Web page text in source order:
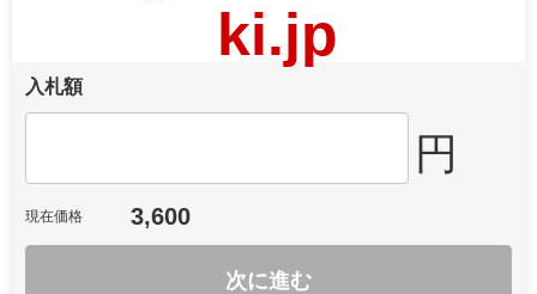
ki.jp
入札額
円
現在価格 3,600
次に進む